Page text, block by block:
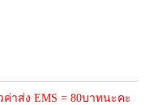
าส่ง EMS = 80บาทนะคะ